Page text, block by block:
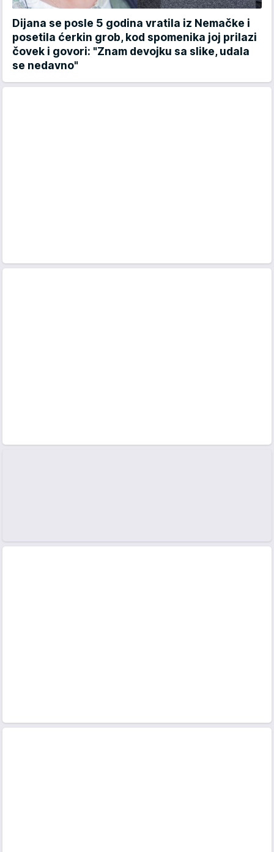
Dijana se posle 5 godina vratila iz Nemačke i
posetila ćerkin grob, kod spomenika joj prilazi
čovek i govori: "Znam devojku sa slike, udala
se nedavno"